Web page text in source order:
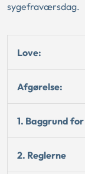
sygefraværsdag.
Love:
Afgørelse:
1. Baggrund
2. Reglerne